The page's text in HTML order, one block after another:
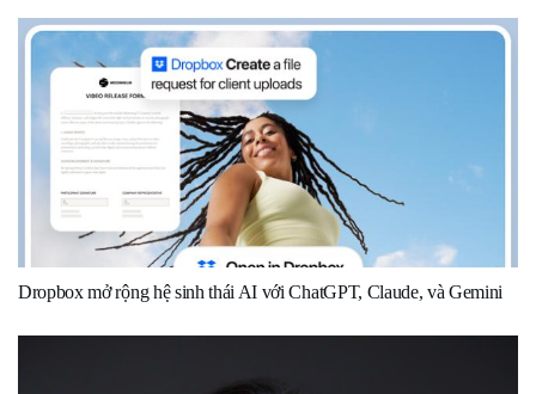
Dropbox mở rộng hệ sinh thái AI với ChatGPT, Claude, và Gemini